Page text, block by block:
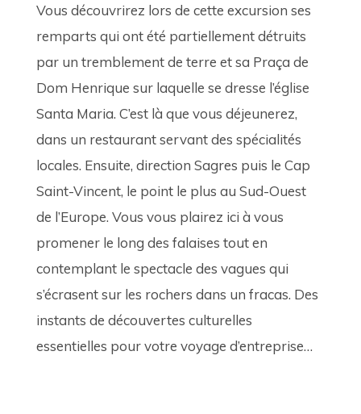
Vous découvrirez lors de cette excursion ses
remparts qui ont été partiellement détruits
par un tremblement de terre et sa Praça de
Dom Henrique sur laquelle se dresse l’église
Santa Maria. C’est là que vous déjeunerez,
dans un restaurant servant des spécialités
locales. Ensuite, direction Sagres puis le Cap
Saint-Vincent, le point le plus au Sud-Ouest
de l’Europe. Vous vous plairez ici à vous
promener le long des falaises tout en
contemplant le spectacle des vagues qui
s’écrasent sur les rochers dans un fracas. Des
instants de découvertes culturelles
essentielles pour votre voyage d’entreprise…